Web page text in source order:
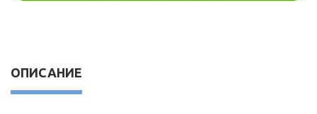
ОПИСАНИЕ